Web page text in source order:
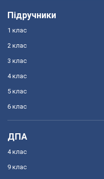
Підручники
1 клас
2 клас
3 клас
4 клас
5 клас
6 клас
ДПА
4 клас
9 клас